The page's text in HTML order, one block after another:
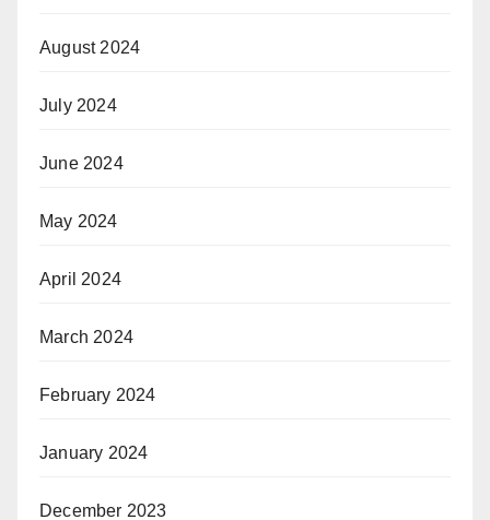
August 2024
July 2024
June 2024
May 2024
April 2024
March 2024
February 2024
January 2024
December 2023